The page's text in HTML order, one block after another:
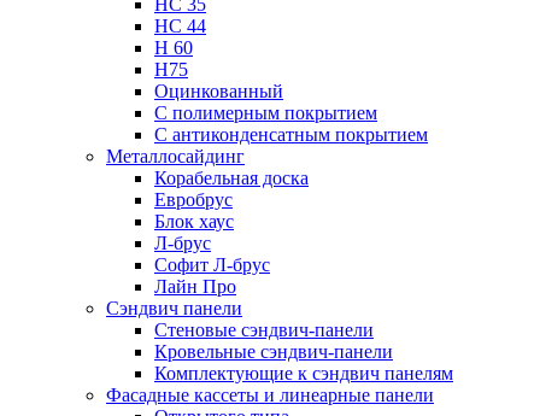
НС 35
НС 44
Н 60
Н75
Оцинкованный
С полимерным покрытием
С антиконденсатным покрытием
Металлосайдинг
Корабельная доска
Евробрус
Блок хаус
Л-брус
Софит Л-брус
Лайн Про
Сэндвич панели
Стеновые сэндвич-панели
Кровельные сэндвич-панели
Комплектующие к сэндвич панелям
Фасадные кассеты и линеарные панели